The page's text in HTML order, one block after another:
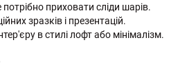
приховати сліди шарів.
зразків і презентацій.
в стилі лофт або мінімалізм.